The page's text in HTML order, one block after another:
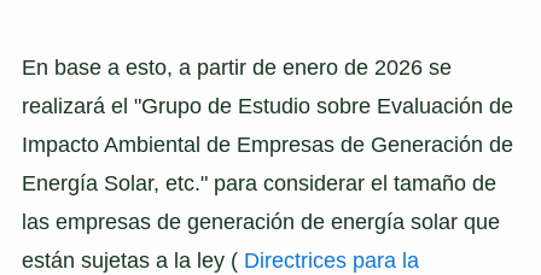
En base a esto, a partir de enero de 2026 se
realizará el "Grupo de Estudio sobre Evaluación de
Impacto Ambiental de Empresas de Generación de
Energía Solar, etc." para considerar el tamaño de
las empresas de generación de energía solar que
están sujetas a la ley ( Directrices para la